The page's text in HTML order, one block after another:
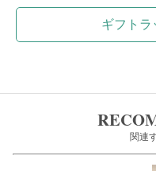
ギフトラ
関連